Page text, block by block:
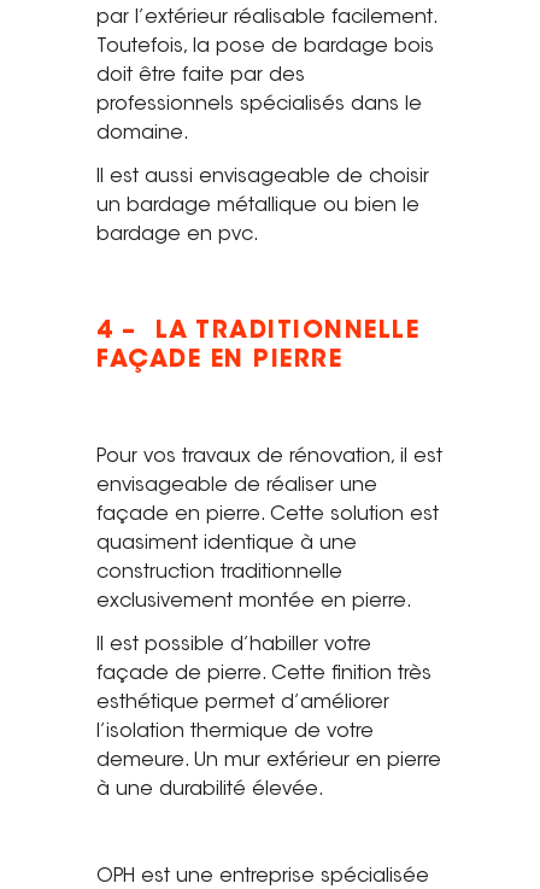
par l’extérieur réalisable facilement.
Toutefois, la pose de bardage bois
doit être faite par des
professionnels spécialisés dans le
domaine.
Il est aussi envisageable de choisir
un bardage métallique ou bien le
bardage en pvc.
4 – LA TRADITIONNELLE
FAÇADE EN PIERRE
Pour vos travaux de rénovation, il est
envisageable de réaliser une
façade en pierre. Cette solution est
quasiment identique à une
construction traditionnelle
exclusivement montée en pierre.
Il est possible d’habiller votre
façade de pierre. Cette finition très
esthétique permet d’améliorer
l’isolation thermique de votre
demeure. Un mur extérieur en pierre
à une durabilité élevée.
OPH est une entreprise spécialisée